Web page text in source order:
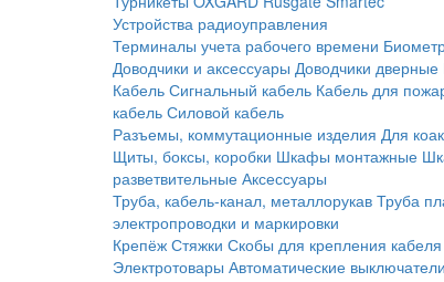
Устройства радиоуправления
Терминалы учета рабочего времени
Доводчики и аксессуары Доводчики дверные
Кабель Сигнальный кабель Кабель для
кабель Силовой кабель
Разъемы, коммутационные изделия Для
Щиты, боксы, коробки Шкафы монтажные
разветвительные Аксессуары
Труба, кабель-канал, металлорукав Труба
электропроводки и маркировки
Крепёж Стяжки Скобы для крепления кабеля
Электротовары Автоматические